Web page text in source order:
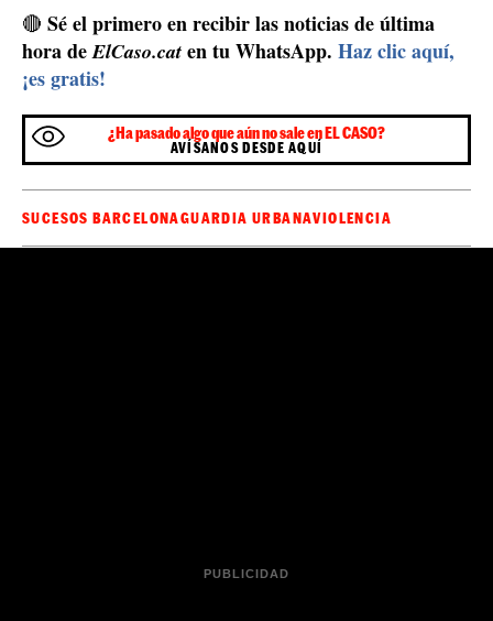
🔴 Sé el primero en recibir las noticias de última
hora deElCaso.cat en tu WhatsApp. Haz clic aquí,
¡es gratis!
¿Ha pasado algo que aún no sale en EL CASO?
AVÍSANOS DESDE AQUÍ
SUCESOS BARCELONAGUARDIA URBANAVIOLENCIA